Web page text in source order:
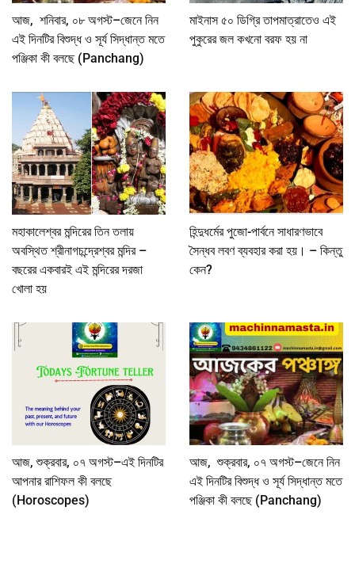
আজ, শনিবার, ০৮ অগস্ট–জেনে নিন
এই দিনটির বিশুদ্ধ ও সূর্য সিদ্ধান্ত মতে
পঞ্জিকা কী বলছে (Panchang)
মাইনাস ৫০ ডিগ্রি তাপমাত্রাতেও এই
পুকুরের জল কখনো বরফ হয় না
মহাকালেশ্বর মন্দিরের তিন তলায়
অবস্থিত শ্রীনাগচন্দ্রেশ্বর মন্দির –
বছরের একবারই এই মন্দিরের দরজা
খোলা হয়
হিন্দুধর্মের পুজো-পার্বনে সাধারণভাবে
সৈন্ধব লবণ ব্যবহার করা হয়। – কিন্তু
কেন?
আজ, শুক্রবার, ০৭ অগস্ট–এই দিনটির
আপনার রাশিফল কী বলছে
(Horoscopes)
আজ, শুক্রবার, ০৭ অগস্ট–জেনে নিন
এই দিনটির বিশুদ্ধ ও সূর্য সিদ্ধান্ত মতে
পঞ্জিকা কী বলছে (Panchang)